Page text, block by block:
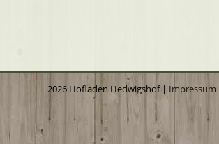
2026 Hofladen Hedwigshof | Impressum